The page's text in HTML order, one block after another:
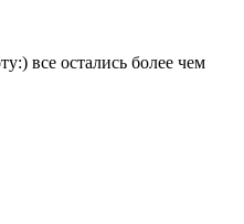
все остались более чем